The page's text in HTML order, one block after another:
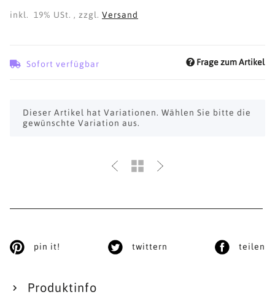
inkl. 19% USt. , zzgl. Versand
Sofort verfügbar Frage zum Artikel
x
Dieser Artikel hat Variationen. Wählen Sie bitte die
gewünschte Variation aus.
pin it! twittern teilen
Produktinfo